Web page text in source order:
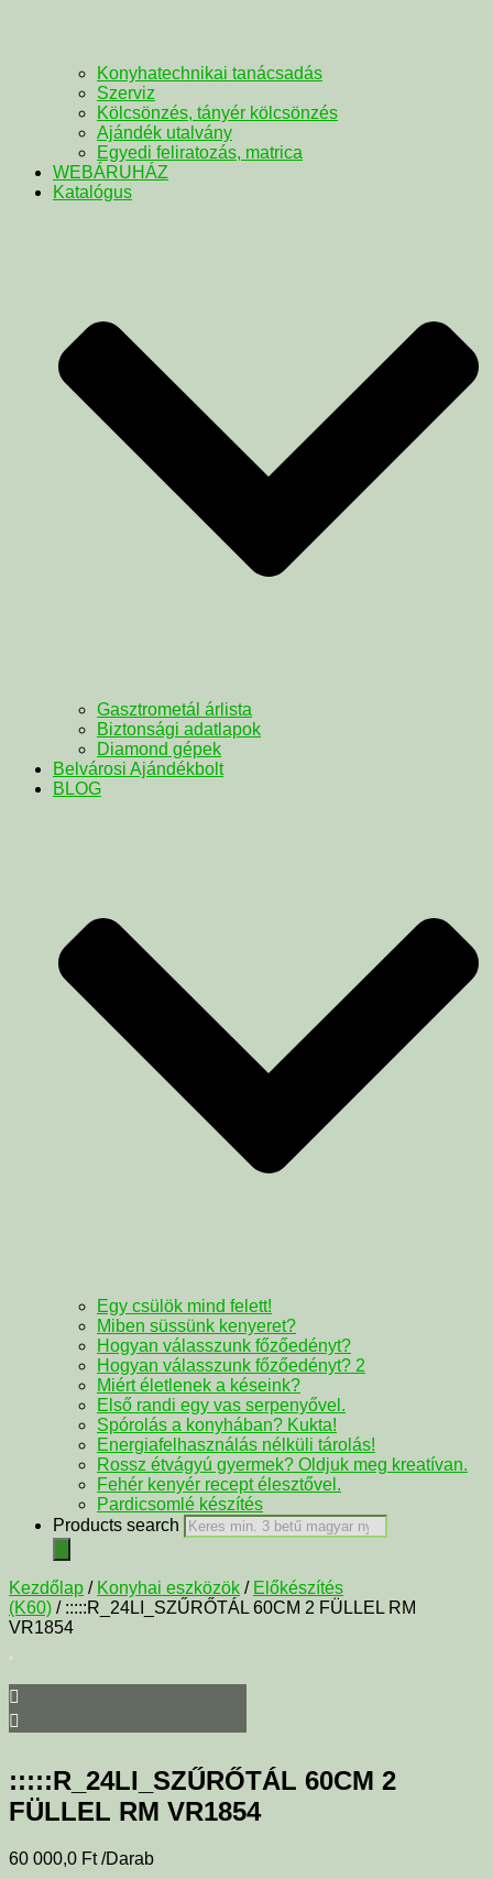
Konyhatechnikai tanácsadás
Szerviz
Kölcsönzés, tányér kölcsönzés
Ajándék utalvány
Egyedi feliratozás, matrica
WEBÁRUHÁZ
Katalógus
Gasztrometál árlista
Biztonsági adatlapok
Diamond gépek
Belvárosi Ajándékbolt
BLOG
Egy csülök mind felett!
Miben süssünk kenyeret?
Hogyan válasszunk főzőedényt?
Hogyan válasszunk főzőedényt? 2
Miért életlenek a késeink?
Első randi egy vas serpenyővel.
Spórolás a konyhában? Kukta!
Energiafelhasználás nélküli tárolás!
Rossz étvágyú gyermek? Oldjuk meg kreatívan.
Fehér kenyér recept élesztővel.
Pardicsomlé készítés
Products search
Kezdőlap / Konyhai eszközök / Előkészítés
(K60) / :::::R_24LI_SZŰRŐTÁL 60CM 2 FÜLLEL RM
VR1854
:::::R_24LI_SZŰRŐTÁL 60CM 2
FÜLLEL RM VR1854
60 000,0 Ft /Darab